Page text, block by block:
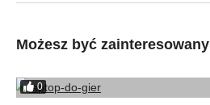
Możesz być zainteresowany
0